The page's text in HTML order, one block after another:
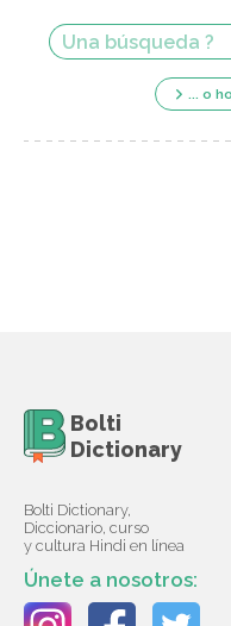
... o
Bolti
Dictionary
Bolti Dictionary,
Diccionario, curso
y cultura Hindi en línea
Únete a nosotros: